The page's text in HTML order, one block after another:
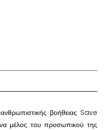
βοήθειας Save
μέλος του προσωπικού της